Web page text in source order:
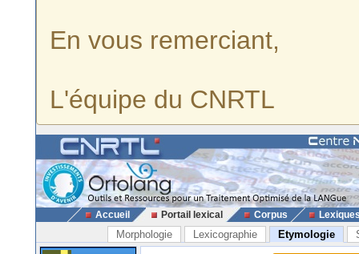
En vous remerciant,
L'équipe du CNRTL
Accueil Portail lexical Corpus
Morphologie Lexicographie Etymologie